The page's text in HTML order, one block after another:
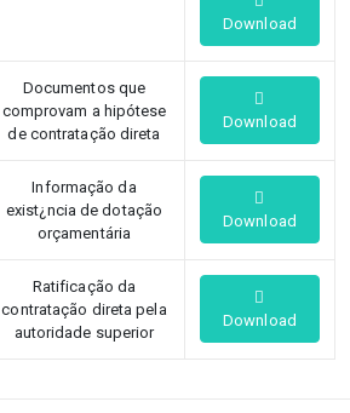
Download
Documentos que
comprovam a hipótese
de contratação direta
Download
Informação da
exist¿ncia de dotação
orçamentária
Download
Ratificação da
contratação direta pela
autoridade superior
Download